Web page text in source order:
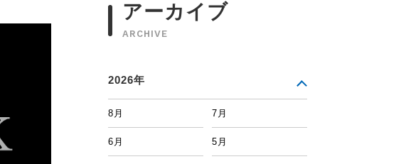
アーカイブ
ARCHIVE
2026年
8月 7月
6月 5月